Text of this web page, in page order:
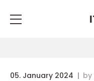
05. January 2024 by